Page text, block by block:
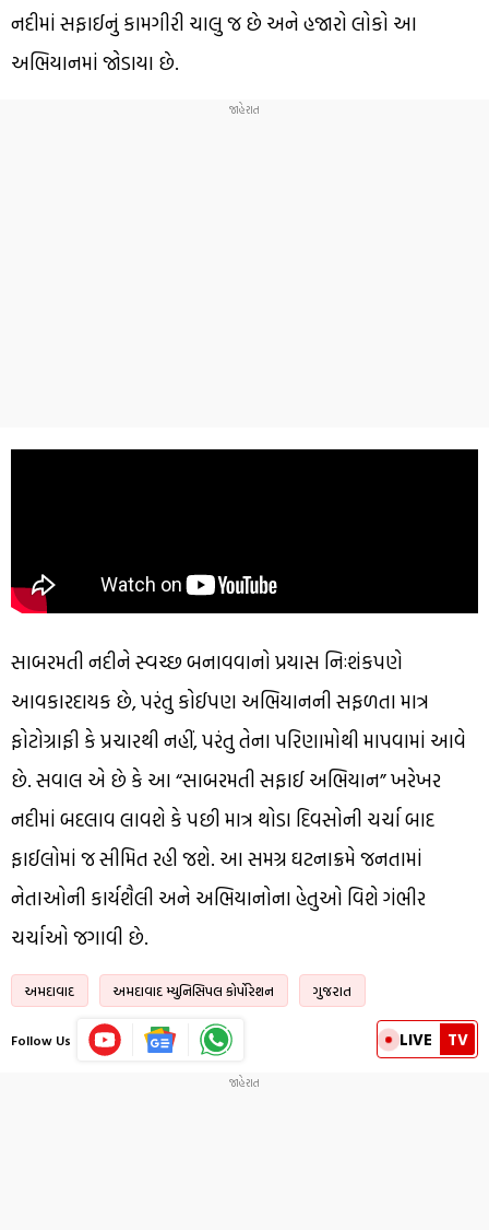
નદીમાં સફાઈનું કામગીરી ચાલુ જ છે અને હજારો લોકો આ
અભિયાનમાં જોડાયા છે.
સાબરમતી નદીને સ્વચ્છ બનાવવાનો પ્રયાસ નિઃશંકપણે
આવકારદાયક છે, પરંતુ કોઈપણ અભિયાનની સફળતા માત્ર
ફોટોગ્રાફી કે પ્રચારથી નહીં, પરંતુ તેના પરિણામોથી માપવામાં આવે
છે. સવાલ એ છે કે આ “સાબરમતી સફાઈ અભિયાન” ખરેખર
નદીમાં બદલાવ લાવશે કે પછી માત્ર થોડા દિવસોની ચર્ચા બાદ
ફાઈલોમાં જ સીમિત રહી જશે. આ સમગ્ર ઘટનાક્રમે જનતામાં
નેતાઓની કાર્યશૈલી અને અભિયાનોના હેતુઓ વિશે ગંભીર
ચર્ચાઓ જગાવી છે.
અમદાવાદ અમદાવાદ મ્યુનિસિપલ કોર્પોરેશન ગુજરાત
Follow Us LIVE TV